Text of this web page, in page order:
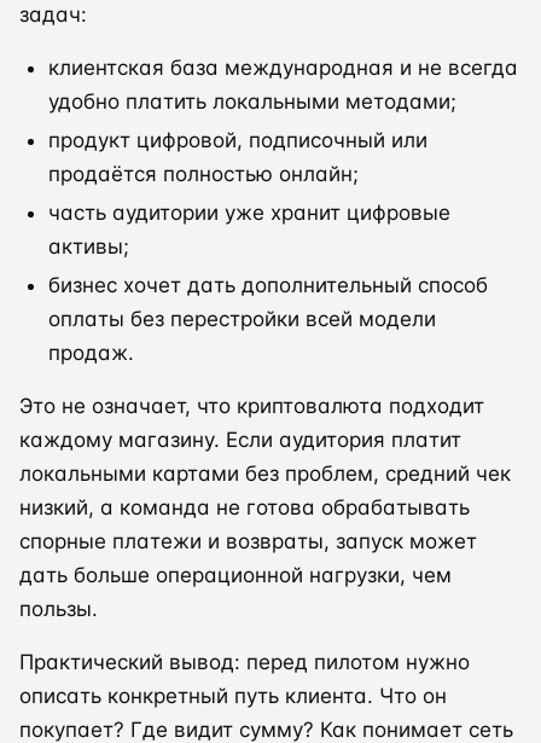
задач:
клиентская база международная и не всегда
удобно платить локальными методами;
продукт цифровой, подписочный или
продаётся полностью онлайн;
часть аудитории уже хранит цифровые
активы;
бизнес хочет дать дополнительный способ
оплаты без перестройки всей модели
продаж.
Это не означает, что криптовалюта подходит
каждому магазину. Если аудитория платит
локальными картами без проблем, средний чек
низкий, а команда не готова обрабатывать
спорные платежи и возвраты, запуск может
дать больше операционной нагрузки, чем
пользы.
Практический вывод: перед пилотом нужно
описать конкретный путь клиента. Что он
покупает? Где видит сумму? Как понимает сеть